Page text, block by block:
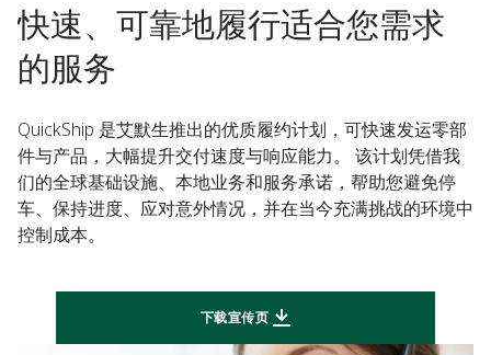
快速、可靠地履行适合您需求
的服务
QuickShip 是艾默生推出的优质履约计划，可快速发运零部
件与产品，大幅提升交付速度与响应能力。 该计划凭借我
们的全球基础设施、本地业务和服务承诺，帮助您避免停
车、保持进度、应对意外情况，并在当今充满挑战的环境中
控制成本。
下载宣传页